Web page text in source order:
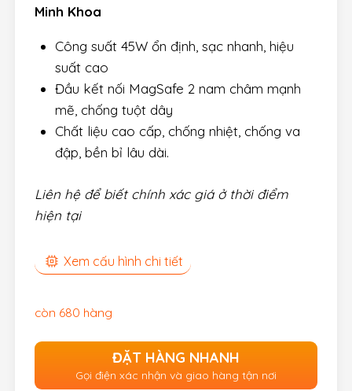
Minh Khoa
Công suất 45W ổn định, sạc nhanh, hiệu
suất cao
Đầu kết nối MagSafe 2 nam châm mạnh
mẽ, chống tuột dây
Chất liệu cao cấp, chống nhiệt, chống va
đập, bền bỉ lâu dài.
Liên hệ để biết chính xác giá ở thời điểm
hiện tại
Xem cấu hình chi tiết
còn 680 hàng
ĐẶT HÀNG NHANH
Gọi điện xác nhận và giao hàng tận nơi